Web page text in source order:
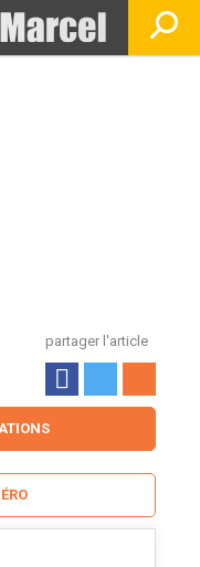
partager l'article